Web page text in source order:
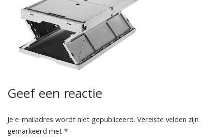
Geef een reactie
Je e-mailadres wordt niet gepubliceerd.Vereiste velden zijn
gemarkeerd met*